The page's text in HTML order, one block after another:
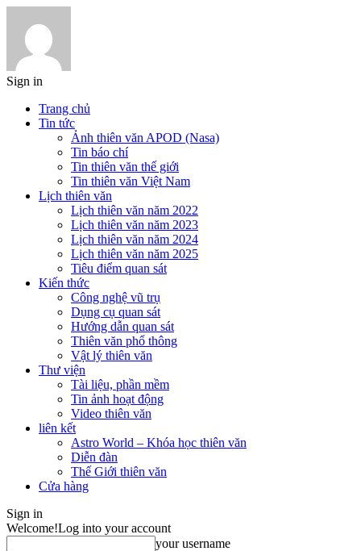
Sign in
Trang chủ
Tin tức
Ảnh thiên văn APOD (Nasa)
Tin báo chí
Tin thiên văn thế giới
Tin thiên văn Việt Nam
Lịch thiên văn
Lịch thiên văn năm 2022
Lịch thiên văn năm 2023
Lịch thiên văn năm 2024
Lịch thiên văn năm 2025
Tiêu điểm quan sát
Kiến thức
Công nghệ vũ trụ
Dụng cụ quan sát
Hướng dẫn quan sát
Thiên văn phổ thông
Vật lý thiên văn
Thư viện
Tài liệu, phần mềm
Tin ảnh hoạt động
Video thiên văn
liên kết
Astro World – Khóa học thiên văn
Diễn đàn
Thế Giới thiên văn
Cửa hàng
Sign in
Welcome!Log into your account
your username